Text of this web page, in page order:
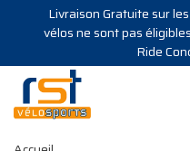
Livraison Gratuite sur
vélos ne sont pas
Ride